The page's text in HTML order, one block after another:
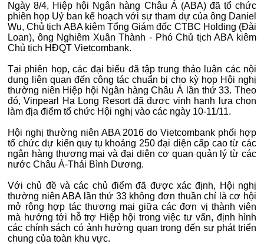
Ngày 8/4, Hiệp hội Ngân hàng Châu Á (ABA) đã tổ chức
phiên họp Uỷ ban kế hoạch với sự tham dự của ông Daniel
Wu, Chủ tịch ABA kiêm Tổng Giám đốc CTBC Holding (Đài
Loan), ông Nghiêm Xuân Thành - Phó Chủ tịch ABA kiêm
Chủ tịch HĐQT Vietcombank.
Tại phiên họp, các đại biểu đã tập trung thảo luận các nội
dung liên quan đến công tác chuẩn bị cho kỳ họp Hội nghị
thường niên Hiệp hội Ngân hàng Châu Á lần thứ 33. Theo
đó, Vinpearl Hạ Long Resort đã được vinh hạnh lựa chọn
làm địa điểm tổ chức Hội nghị vào các ngày 10-11/11.
Hội nghị thường niên ABA 2016 do Vietcombank phối hợp
tổ chức dự kiến quy tụ khoảng 250 đại diện cấp cao từ các
ngân hàng thương mại và đại diện cơ quan quản lý từ các
nước Châu Á-Thái Bình Dương.
Với chủ đề và các chủ điểm đã được xác định, Hội nghị
thường niên ABA lần thứ 33 không đơn thuần chỉ là cơ hội
mở rộng hợp tác thương mại giữa các đơn vị thành viên
mà hướng tới hỗ trợ Hiệp hội trong việc tư vấn, định hình
các chính sách có ảnh hưởng quan trọng đến sự phát triển
chung của toàn khu vực.